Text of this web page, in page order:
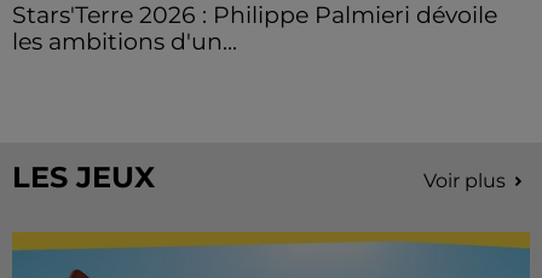
Stars'Terre 2026 : Philippe Palmieri dévoile
les ambitions d'un...
LES JEUX Voir plus